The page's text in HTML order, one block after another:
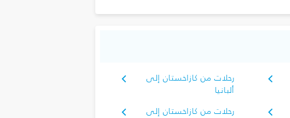
رحلات من كازاخستان إلى
ألبانيا
رحلات من كازاخستان إلى